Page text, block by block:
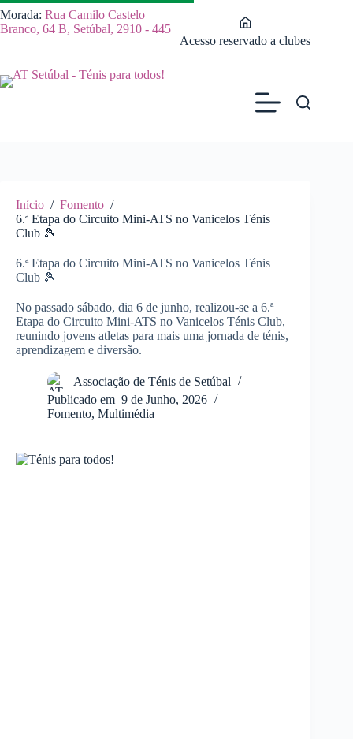
Pular
para
o
Morada: Rua Camilo Castelo
Branco, 64 B, Setúbal, 2910 - 445
Acesso reservado a clubes
Início / Fomento /
6.ª Etapa do Circuito Mini-ATS no Vanicelos Ténis
Club 🎾
6.ª Etapa do Circuito Mini-ATS no Vanicelos Ténis
Club 🎾
No passado sábado, dia 6 de junho, realizou-se a 6.ª
Etapa do Circuito Mini-ATS no Vanicelos Ténis Club,
reunindo jovens atletas para mais uma jornada de ténis,
aprendizagem e diversão.
Associação de Ténis de Setúbal
Publicado em 9 de Junho, 2026
Fomento, Multimédia